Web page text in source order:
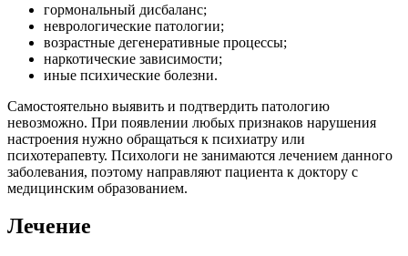
гормональный дисбаланс;
неврологические патологии;
возрастные дегенеративные процессы;
наркотические зависимости;
иные психические болезни.
Самостоятельно выявить и подтвердить патологию
невозможно. При появлении любых признаков нарушения
настроения нужно обращаться к психиатру или
психотерапевту. Психологи не занимаются лечением данного
заболевания, поэтому направляют пациента к доктору с
медицинским образованием.
Лечение